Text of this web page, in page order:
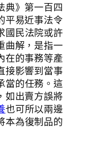
典》第一百四
平易近事法令
國民法院或許
曲解，是指一
在的事務等產
接影響到當事
當的任務。這
如出賣方誤將
也可所以兩邊
本為復制品的